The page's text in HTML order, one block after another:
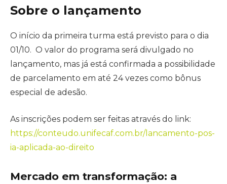
Sobre o lançamento
O início da primeira turma está previsto para o dia
01/10. O valor do programa será divulgado no
lançamento, mas já está confirmada a possibilidade
de parcelamento em até 24 vezes como bônus
especial de adesão.
As inscrições podem ser feitas através do link:
https://conteudo.unifecaf.com.br/lancamento-pos-
ia-aplicada-ao-direito
Mercado em transformação: a